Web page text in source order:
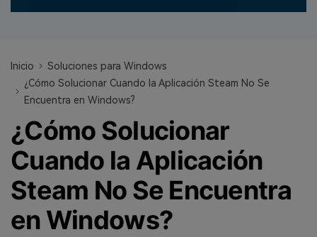
Repairit - Reparar Datos
Inicio
Soluciones para Windows
¿Cómo Solucionar Cuando la Aplicación Steam No Se
Encuentra en Windows?
¿Cómo Solucionar
Cuando la Aplicación
Steam No Se Encuentra
en Windows?